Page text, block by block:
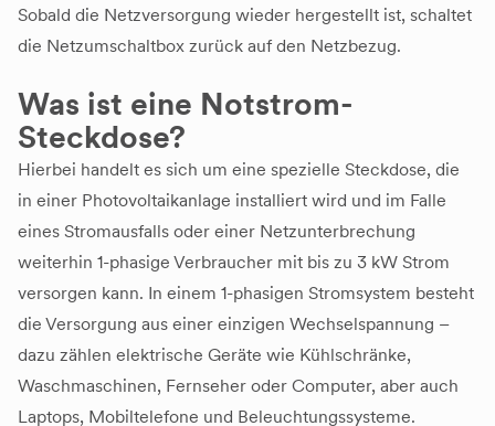
Sobald die Netzversorgung wieder hergestellt ist, schaltet
die Netzumschaltbox zurück auf den Netzbezug.
Was ist eine Notstrom-
Steckdose?
Hierbei handelt es sich um eine spezielle Steckdose, die
in einer Photovoltaikanlage installiert wird und im Falle
eines Stromausfalls oder einer Netzunterbrechung
weiterhin 1-phasige Verbraucher mit bis zu 3 kW Strom
versorgen kann. In einem 1-phasigen Stromsystem besteht
die Versorgung aus einer einzigen Wechselspannung –
dazu zählen elektrische Geräte wie Kühlschränke,
Waschmaschinen, Fernseher oder Computer, aber auch
Laptops, Mobiltelefone und Beleuchtungssysteme.